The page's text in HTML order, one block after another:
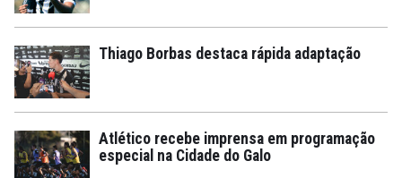
Thiago Borbas destaca rápida adaptação
Atlético recebe imprensa em programação
especial na Cidade do Galo